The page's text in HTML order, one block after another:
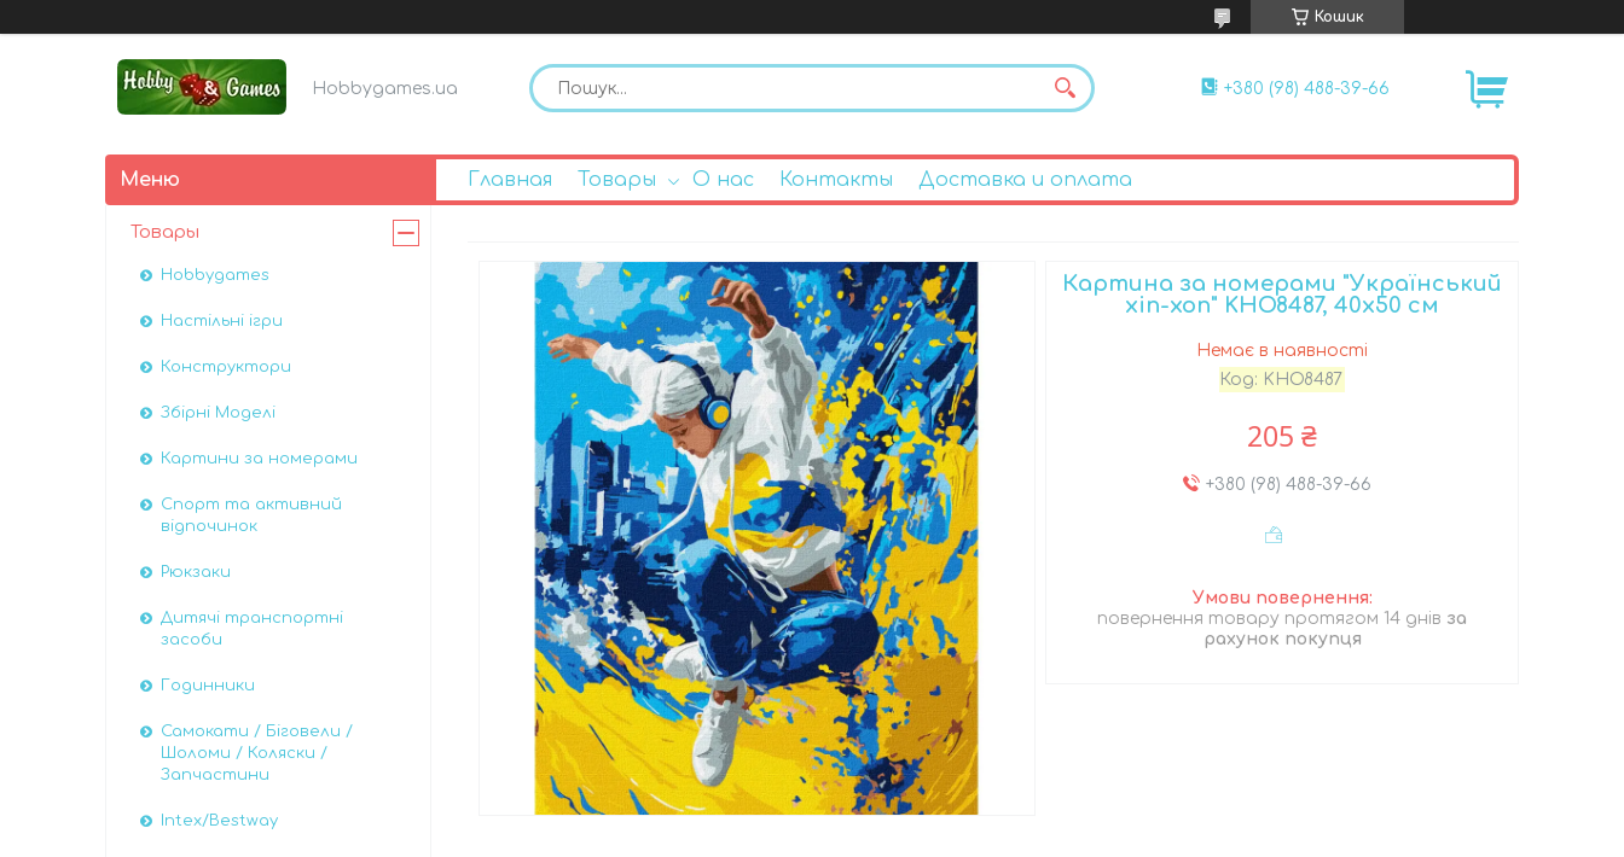
Кошик
Hobbygames.ua +380 (98) 488-39-66
Главная Товары О нас Контакты Доставка и оплата
Картина за номерами "Український
хіп-хоп" KHO8487, 40х50 см
Немає в наявності
Код: KHO8487
205 ₴
+380 (98) 488-39-66
повернення товару протягом 14 днів за
рахунок покупця
Товары
Hobbygames
Настільні ігри
Конструктори
Збірні Моделі
Картини за номерами
Спорт та активний
відпочинок
Рюкзаки
Дитячі транспортні
засоби
Годинники
Самокати / Біговели /
Шоломи / Коляски /
Запчастини
Intex/Bestway